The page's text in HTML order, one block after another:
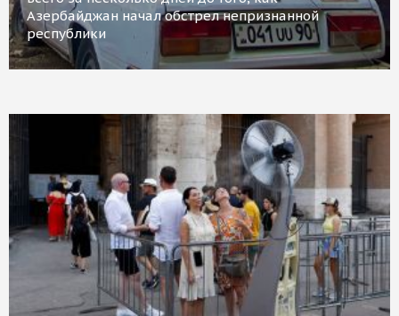
Азербайджан начал обстрел непризнанной
республики